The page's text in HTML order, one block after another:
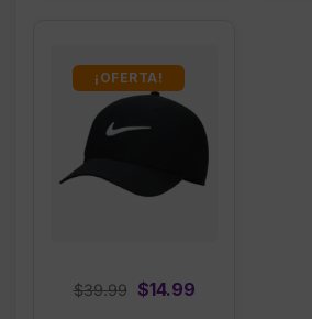
¡OFERTA!
$39.99
Original
$14.99Current